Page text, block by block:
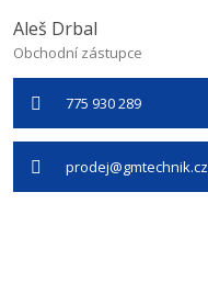
Aleš Drbal
Obchodní zástupce
775 930 289
prodej@gmtechnik.cz